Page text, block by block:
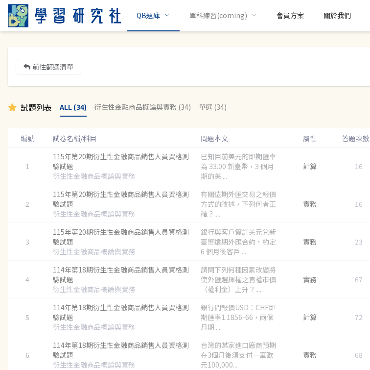
QB題庫 單科練習(coming) 會員方案 關於我們
前往篩選清單
試題列表 ALL (34) 衍生性金融商品概論與實務 (34) 單選 (34)
編號 試卷名稱/科目 問題本文 屬性 答題次數
1
115年第20期衍生性金融商品銷售人員資格測
驗試題
衍生性金融商品概論與實務
已知目前美元的即期匯率
為 33.00 新臺幣，3 個月
期的美....
計算 16
2
115年第20期衍生性金融商品銷售人員資格測
驗試題
衍生性金融商品概論與實務
有關遠期外匯交易之報價
方式的敘述，下列何者正
確？....
實務 16
3
115年第20期衍生性金融商品銷售人員資格測
驗試題
衍生性金融商品概論與實務
銀行與客戶簽訂美元兌新
臺幣遠期外匯合約，約定
6 個月後客戶....
實務 23
4
114年第18期衍生性金融商品銷售人員資格測
驗試題
衍生性金融商品概論與實務
請問下列何種因素改變將
使外匯選擇權之賣權市價
（權利金）上升？....
實務 67
5
114年第18期衍生性金融商品銷售人員資格測
驗試題
衍生性金融商品概論與實務
銀行間報價USD：CHF即
期匯率1.1856-66，兩個
月期....
計算 72
6
114年第18期衍生性金融商品銷售人員資格測
驗試題
衍生性金融商品概論與實務
台灣的某家進口廠商預期
在3個月後須支付一筆歐
元100,000....
實務 68